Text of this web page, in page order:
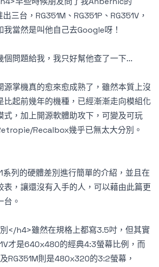
三台，RG351M、RG351P、RG351V，
我當然是叫他自己去Google呀！
個問題給我，我只好幫他查了一下...
源掌機真的愈來愈成熟了，雖然本質上沒
比起前幾年的機種，已經漸漸走向模組化
式，加上開源軟體助攻下，可變及可玩
Recalbox幾乎已無太大分別。
系列的硬體差別進行簡單的介紹，並且在
表，讓還沒有入手的人，可以藉由此篇更
台。
</h4>雖然在規格上都寫3.5吋，但其實
才是640x480的經典4:3螢幕比例，而
RG351M則是480x320的3:2螢幕，